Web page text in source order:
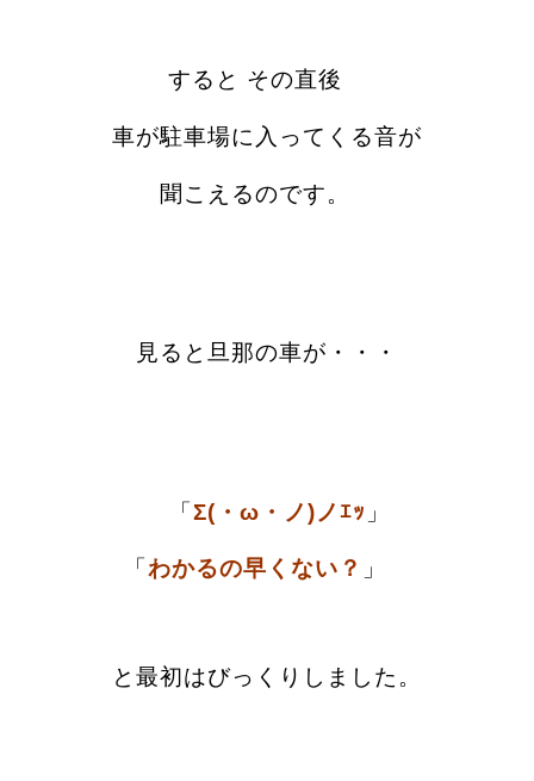
すると その直後
車が駐車場に入ってくる音が
聞こえるのです。
見ると旦那の車が・・・
「Σ(・ω・ノ)ノｴｯ 」
「 わかるの早くない？ 」
と最初はびっくりしました。